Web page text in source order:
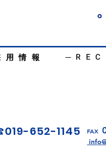
─
情報
019-652-1145 FAX